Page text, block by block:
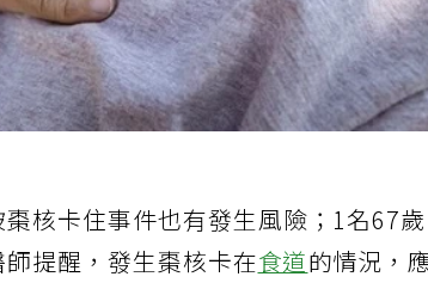
核卡住事件也有發生風險；1名67歲
提醒，發生棗核卡在食道的情況，